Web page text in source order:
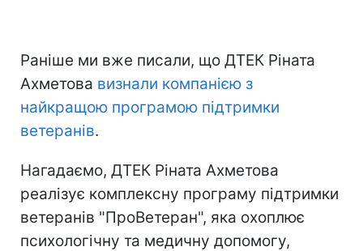
Раніше ми вже писали, що ДТЕК Ріната
Ахметова визнали компанією з
найкращою програмою підтримки
ветеранів.
Нагадаємо, ДТЕК Ріната Ахметова
реалізує комплексну програму підтримки
ветеранів "ПроВетеран", яка охоплює
психологічну та медичну допомогу,